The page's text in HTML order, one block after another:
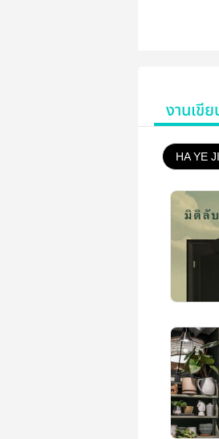
งานเขี
HA YE